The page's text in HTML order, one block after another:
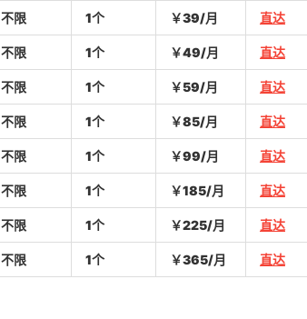
不限 1个 ￥39/月 直达
不限 1个 ￥49/月 直达
不限 1个 ￥59/月 直达
不限 1个 ￥85/月 直达
不限 1个 ￥99/月 直达
不限 1个 ￥185/月 直达
不限 1个 ￥225/月 直达
不限 1个 ￥365/月 直达